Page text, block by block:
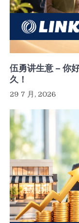
伍勇讲生意 – 你
久！
29 7 月, 2026